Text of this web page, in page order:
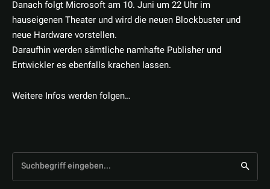
Danach folgt Microsoft am 10. Juni um 22 Uhr im
hauseigenen Theater und wird die neuen Blockbuster und
neue Hardware vorstellen.
Daraufhin werden sämtliche namhafte Publisher und
Entwickler es ebenfalls krachen lassen.
Weitere Infos werden folgen…
Suchbegriff eingeben...